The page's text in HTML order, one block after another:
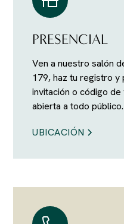
PRESENCIAL
Ven a nuestro salón
179, haz tu registro y
invitación o código
abierta a todo público.
UBICACIÓN